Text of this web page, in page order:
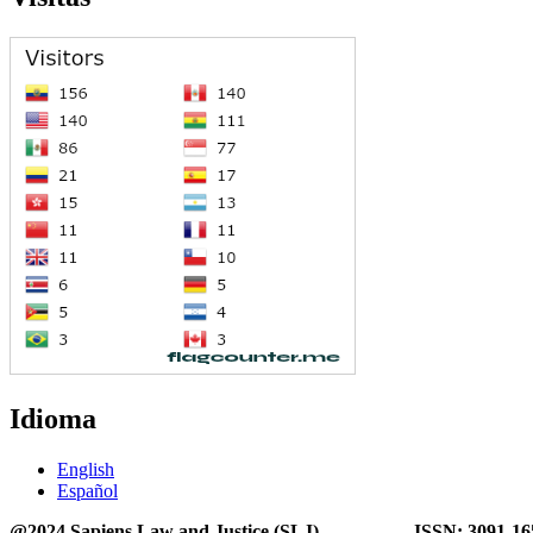
Idioma
English
Español